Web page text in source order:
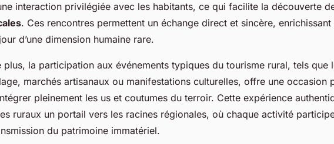
interaction privilégiée avec les habitants, ce qui facilite la découverte
. Ces rencontres permettent un échange direct et sincère, enrichissant
d’une dimension humaine rare.
plus, la participation aux événements typiques du tourisme rural, tels que
marchés artisanaux ou manifestations culturelles, offre une occasion
pleinement les us et coutumes du terroir. Cette expérience
ruraux un portail vers les racines régionales, où chaque activité
du patrimoine immatériel.